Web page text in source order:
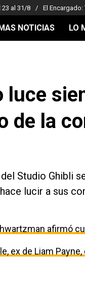
23 al 31/8 El
NOTICIAS LO
luce
de la
Studio Ghibli
lucir a sus
afirmó
ex de Liam